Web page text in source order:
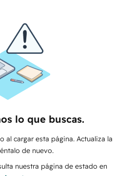
lo que buscas.
al cargar esta página. Actualiza la
de nuevo.
nuestra página de estado en